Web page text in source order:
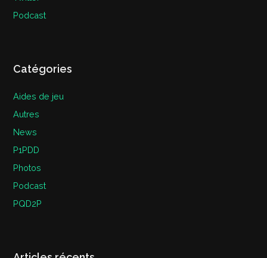
Podcast
Catégories
Aides de jeu
Autres
News
P1PDD
Photos
Podcast
PQD2P